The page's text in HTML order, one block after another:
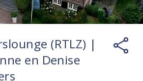
(RTLZ) |
en Denise